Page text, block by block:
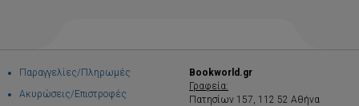
Παραγγελίες/Πληρωμές
Ακυρώσεις/Επιστροφές
Bookworld.gr
Γραφεία:
Πατησίων 157, 112 52 Αθήνα